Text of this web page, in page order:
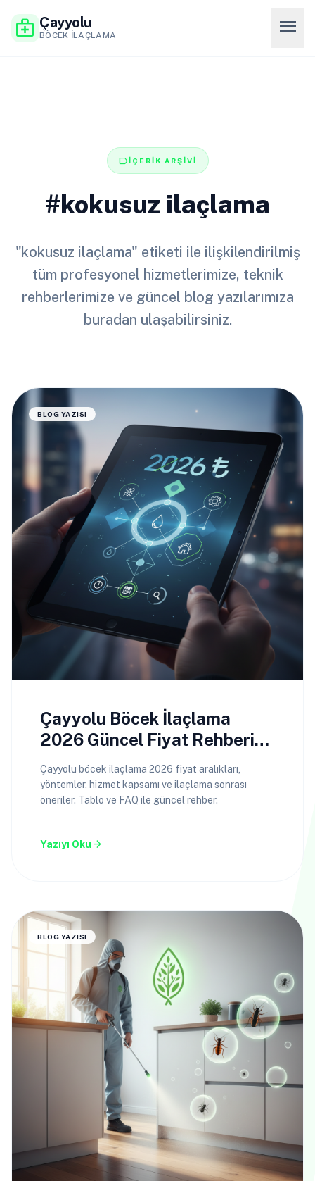
medical_services Çayyolu
BÖCEK İLAÇLAMA menu
labelİÇERİK ARŞİVİ
#kokusuz ilaçlama
"kokusuz ilaçlama" etiketi ile ilişkilendirilmiş
tüm profesyonel hizmetlerimize, teknik
rehberlerimize ve güncel blog yazılarımıza
buradan ulaşabilirsiniz.
BLOG YAZISI
Çayyolu Böcek İlaçlama
2026 Güncel Fiyat Rehberi
ve Hizmet Detayları
Çayyolu böcek ilaçlama 2026 fiyat aralıkları,
yöntemler, hizmet kapsamı ve ilaçlama sonrası
öneriler. Tablo ve FAQ ile güncel rehber.
Yazıyı Oku arrow_forward
BLOG YAZISI